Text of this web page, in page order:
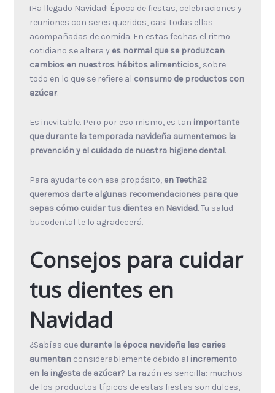
¡Ha llegado Navidad! Época de fiestas, celebraciones y
reuniones con seres queridos, casi todas ellas
acompañadas de comida. En estas fechas el ritmo
cotidiano se altera y es normal que se produzcan
cambios en nuestros hábitos alimenticios, sobre
todo en lo que se refiere al consumo de productos con
azúcar.
Es inevitable. Pero por eso mismo, es tan importante
que durante la temporada navideña aumentemos la
prevención y el cuidado de nuestra higiene dental.
Para ayudarte con ese propósito, en Teeth22
queremos darte algunas recomendaciones para que
sepas cómo cuidar tus dientes en Navidad. Tu salud
bucodental te lo agradecerá.
Consejos para cuidar
tus dientes en
Navidad
¿Sabías que durante la época navideña las caries
aumentanconsiderablemente debido al incremento
en la ingesta de azúcar? La razón es sencilla: muchos
de los productos típicos de estas fiestas son dulces,